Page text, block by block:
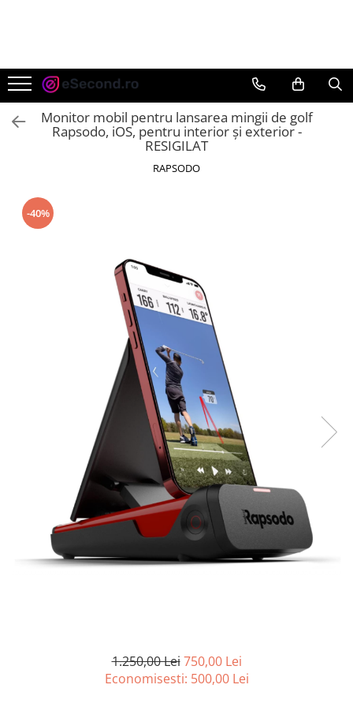
Auto Moto
Accesorii Auto
Anvelope & Jante
Echipamente pentru Atelier
Intretinere & Cosmetica auto
Moto
Casa, Gradina & Bricolaj
Curatenie si intretinere
Hobby-uri creative
Iluminat & Electrice
Kit-uri automatizari porti si usi
Mobila dormitor
Mobila gradina & terasa
Mobila Living & Dining
Silicon, spume si solutii tehnice
Monitor mobil pentru lansarea mingii de golf
Rapsodo, iOS, pentru interior și exterior -
RESIGILAT
RAPSODO
-40%
1.250,00 Lei 750,00 Lei
Economisesti: 500,00 Lei